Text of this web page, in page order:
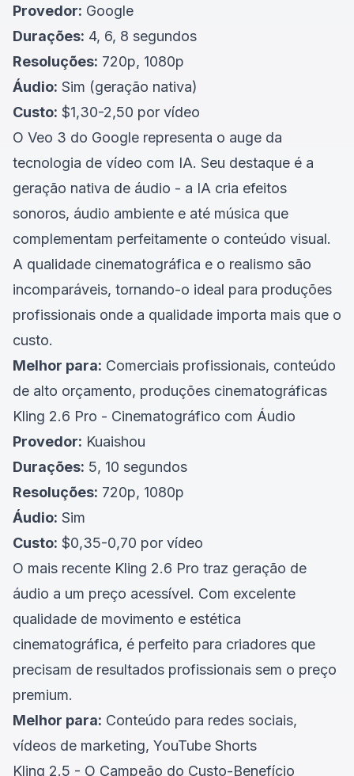
Provedor: Google
Durações: 4, 6, 8 segundos
Resoluções: 720p, 1080p
Áudio: Sim (geração nativa)
Custo: $1,30-2,50 por vídeo
O Veo 3 do Google representa o auge da
tecnologia de vídeo com IA. Seu destaque é a
geração nativa de áudio - a IA cria efeitos
sonoros, áudio ambiente e até música que
complementam perfeitamente o conteúdo visual.
A qualidade cinematográfica e o realismo são
incomparáveis, tornando-o ideal para produções
profissionais onde a qualidade importa mais que o
custo.
Melhor para: Comerciais profissionais, conteúdo
de alto orçamento, produções cinematográficas
Kling 2.6 Pro - Cinematográfico com Áudio
Provedor: Kuaishou
Durações: 5, 10 segundos
Resoluções: 720p, 1080p
Áudio: Sim
Custo: $0,35-0,70 por vídeo
O mais recente Kling 2.6 Pro traz geração de
áudio a um preço acessível. Com excelente
qualidade de movimento e estética
cinematográfica, é perfeito para criadores que
precisam de resultados profissionais sem o preço
premium.
Melhor para: Conteúdo para redes sociais,
vídeos de marketing, YouTube Shorts
Kling 2.5 - O Campeão do Custo-Benefício